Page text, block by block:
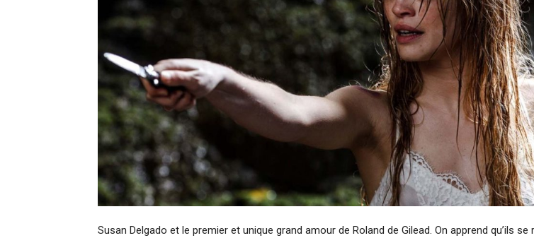
Susan Delgado et le premier et unique grand amour de Roland de Gilead. On apprend qu’ils